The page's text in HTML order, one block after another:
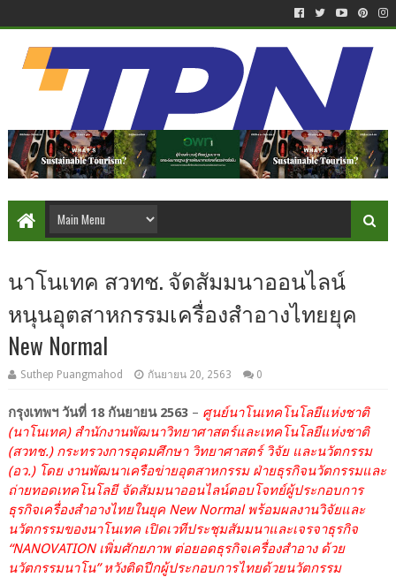
นาโนเทค สวทช. จัดสัมมนาออนไลน์
หนุนอุตสาหกรรมเครื่องสำอางไทยยุค
New Normal
Suthep Puangmahod กันยายน 20, 2563 0
กรุงเทพฯ วันที่ 18 กันยายน 2563– ศูนย์นาโนเทคโนโลยีแห่งชาติ
(นาโนเทค) สำนักงานพัฒนาวิทยาศาสตร์และเทคโนโลยีแห่งชาติ
(สวทช.) กระทรวงการอุดมศึกษา วิทยาศาสตร์ วิจัย และนวัตกรรม
(อว.) โดย งานพัฒนาเครือข่ายอุตสาหกรรม ฝ่ายธุรกิจนวัตกรรมและ
ถ่ายทอดเทคโนโลยี จัดสัมมนาออนไลน์ตอบโจทย์ผู้ประกอบการ
ธุรกิจเครื่องสำอางไทยในยุค New Normal พร้อมผลงานวิจัยและ
นวัตกรรมของนาโนเทค เปิดเวทีประชุมสัมมนาและเจรจาธุรกิจ
“NANOVATION เพิ่มศักยภาพ ต่อยอดธุรกิจเครื่องสำอาง ด้วย
นวัตกรรมนาโน” หวังติดปีกผู้ประกอบการไทยด้วยนวัตกรรม